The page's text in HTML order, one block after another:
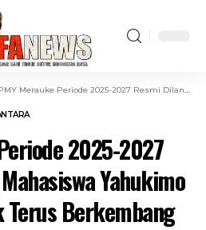
Merauke Periode 2025-2027 Resmi Dilantik, Mahasiswa Yahukimo Didorong Untuk Terus Berkembang
2025-2027
Yahukimo
Berkembang